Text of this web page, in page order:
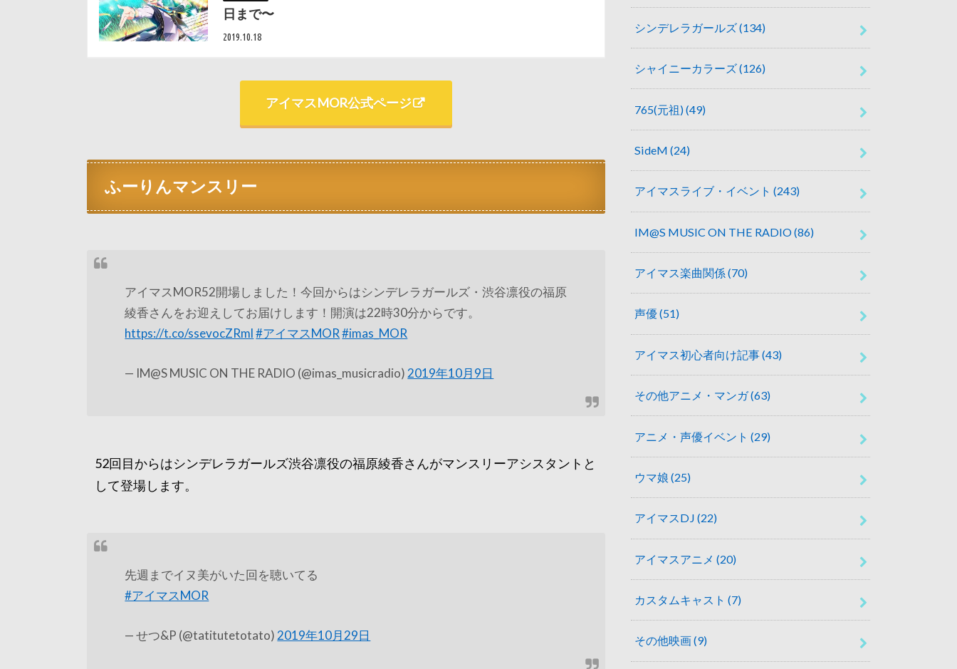
日まで〜
2019.10.18
アイマスMOR公式ページ
ふーりんマンスリー
アイマスMOR52開場しました！今回からはシンデレラガールズ・渋谷凛役の福原
綾香さんをお迎えしてお届けします！開演は22時30分からです。
https://t.co/ssevocZRml #アイマスMOR #imas_MOR
— IM@S MUSIC ON THE RADIO (@imas_musicradio) 2019年10月9日
52回目からはシンデレラガールズ渋谷凛役の福原綾香さんがマンスリーアシスタントと
して登場します。
先週までイヌ美がいた回を聴いてる
#アイマスMOR
— せつ&P (@tatitutetotato)2019年10月29日
シンデレラガールズ(134)
シャイニーカラーズ(126)
765(元祖)(49)
SideM (24)
アイマスライブ・イベント (243)
IM@S MUSIC ON THE RADIO(86)
アイマス楽曲関係(70)
声優(51)
アイマス初心者向け記事(43)
その他アニメ・マンガ(63)
アニメ・声優イベント (29)
ウマ娘 (25)
アイマスDJ (22)
アイマスアニメ (20)
カスタムキャスト (7)
その他映画(9)